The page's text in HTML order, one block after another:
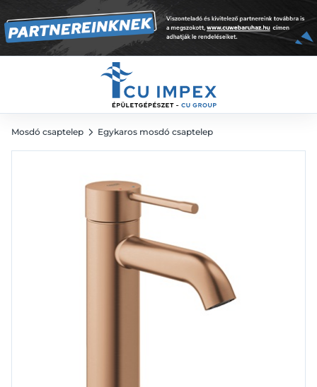
Mosdó csaptelep Egykaros mosdó csaptelep
74 404 Ft